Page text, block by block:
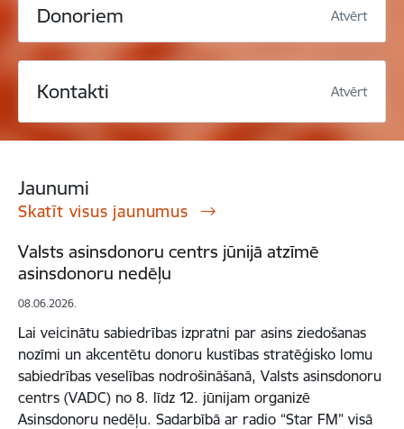
Donoriem Atvērt
Kontakti Atvērt
Jaunumi
Skatīt visus jaunumus
Valsts asinsdonoru centrs jūnijā atzīmē
asinsdonoru nedēļu
08.06.2026.
Lai veicinātu sabiedrības izpratni par asins ziedošanas
nozīmi un akcentētu donoru kustības stratēģisko lomu
sabiedrības veselības nodrošināšanā, Valsts asinsdonoru
centrs (VADC) no 8. līdz 12. jūnijam organizē
Asinsdonoru nedēļu. Sadarbībā ar radio “Star FM” visā